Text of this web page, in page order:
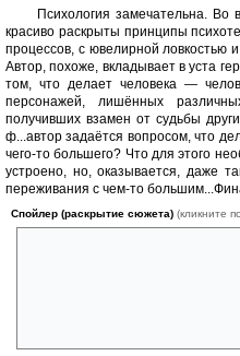
Психология замечательна. Во
красиво раскрыты принципы
процессов, с ювелирной ловкостью
Автор, похоже, вкладывает в уста
том, что делает человека —
персонажей, лишённых
получивших взамен от судьбы
ф...автор задаётся вопросом, что
чего-то большего? Что для этого
устроено, но, оказывается, даже
переживания с чем-то
Спойлер (раскрытие сюжета) (кликните